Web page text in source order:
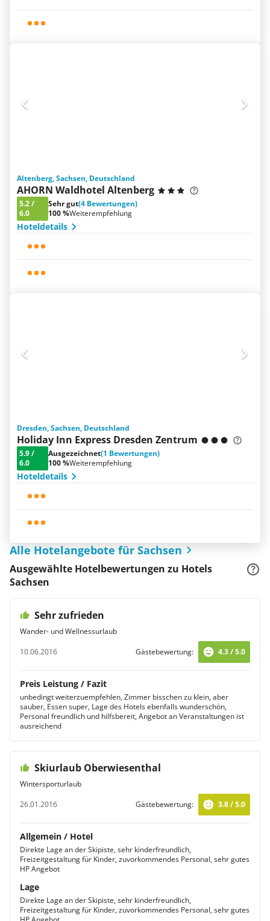
Altenberg, Sachsen, Deutschland
AHORN Waldhotel Altenberg
5.2/
6.0
Sehr gut(4 Bewertungen)
100 %Weiterempfehlung
Hoteldetails
Dresden, Sachsen, Deutschland
Holiday Inn Express Dresden Zentrum
5.9/
6.0
Ausgezeichnet(1 Bewertungen)
100 %Weiterempfehlung
Hoteldetails
Alle Hotelangebote für Sachsen
Ausgewählte Hotelbewertungen zu Hotels
Sachsen
Sehr zufrieden
Wander- und Wellnessurlaub
10.06.2016
Gästebewertung: 4.3 / 5.0
Preis Leistung / Fazit
unbedingt weiterzuempfehlen, Zimmer bisschen zu klein, aber
sauber, Essen super, Lage des Hotels ebenfalls wunderschön,
Personal freundlich und hilfsbereit, Angebot an Veranstaltungen ist
ausreichend
Skiurlaub Oberwiesenthal
Wintersporturlaub
26.01.2016
Gästebewertung: 3.8 / 5.0
Allgemein / Hotel
Direkte Lage an der Skipiste, sehr kinderfreundlich,
Freizeitgestaltung für Kinder, zuvorkommendes Personal, sehr gutes
HP Angebot
Lage
Direkte Lage an der Skipiste, sehr kinderfreundlich,
Freizeitgestaltung für Kinder, zuvorkommendes Personal, sehr gutes